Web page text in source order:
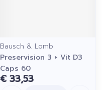
Bausch & Lomb
Preservision 3 + Vit D3
Caps 60
€ 33,53